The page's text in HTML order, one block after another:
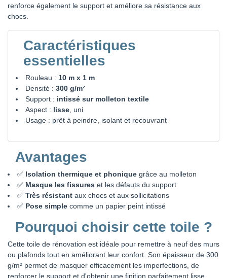
renforce également le support et améliore sa résistance aux
chocs.
Caractéristiques
essentielles
Rouleau : 10 m x 1 m
Densité : 300 g/m²
Support : intissé sur molleton textile
Aspect : lisse , uni
Usage : prêt à peindre, isolant et recouvrant
Avantages
✅ Isolation thermique et phonique grâce au molleton
✅ Masque les fissures et les défauts du support
✅ Très résistant aux chocs et aux sollicitations
✅ Pose simple comme un papier peint intissé
Pourquoi choisir cette toile ?
Cette toile de rénovation est idéale pour remettre à neuf des murs
ou plafonds tout en améliorant leur confort. Son épaisseur de 300
g/m² permet de masquer efficacement les imperfections, de
renforcer le support et d'obtenir une finition parfaitement lisse